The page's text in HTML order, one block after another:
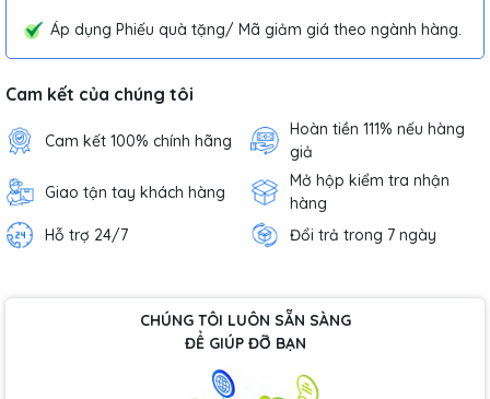
Áp dụng Phiếu quà tặng/ Mã giảm giá theo ngành hàng.
Cam kết của chúng tôi
Cam kết 100% chính hãng
Hoàn tiền 111% nếu hàng
giả
Giao tận tay khách hàng
Mở hộp kiểm tra nhận
hàng
Hỗ trợ 24/7
Đổi trả trong 7 ngày
CHÚNG TÔI LUÔN SẴN SÀNG
ĐỂ GIÚP ĐỠ BẠN